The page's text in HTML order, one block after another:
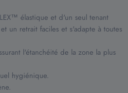
élastique et d'un seul tenant
un retrait faciles et s'adapte à toutes
l'étanchéité de la zone la plus
hygiénique.